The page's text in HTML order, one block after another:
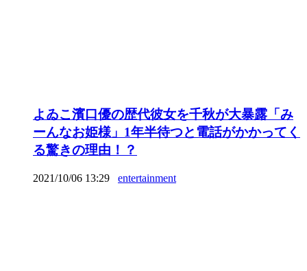
よゐこ濱口優の歴代彼女を千秋が大暴露「み
ーんなお姫様」1年半待つと電話がかかってく
る驚きの理由！？
2021/10/06 13:29 entertainment